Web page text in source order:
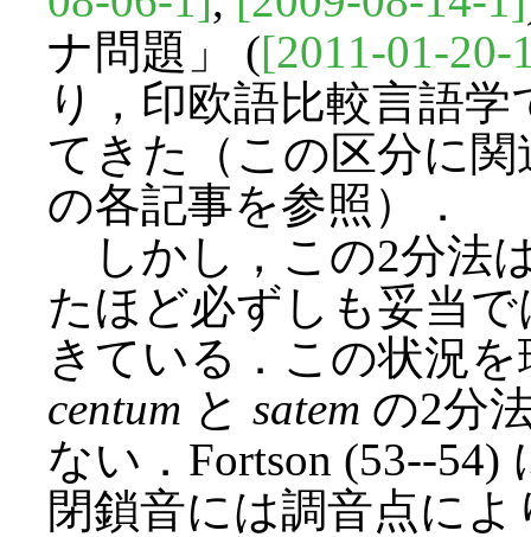
ナ問題」 ([2011-01-20-
り，印欧語比較言語
てきた（この区分に
の各記事を参照）．
しかし，この2分法
たほど必ずしも妥当
きている．この状況
centum と satem の2分
ない．Fortson (53--
閉鎖音には調音点に